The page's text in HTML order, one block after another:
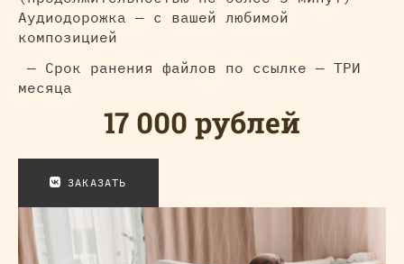
Аудиодорожка — с вашей любимой
композицией
— Срок ранения файлов по ссылке — ТРИ
месяца
17 000 рублей
ЗАКАЗАТЬ